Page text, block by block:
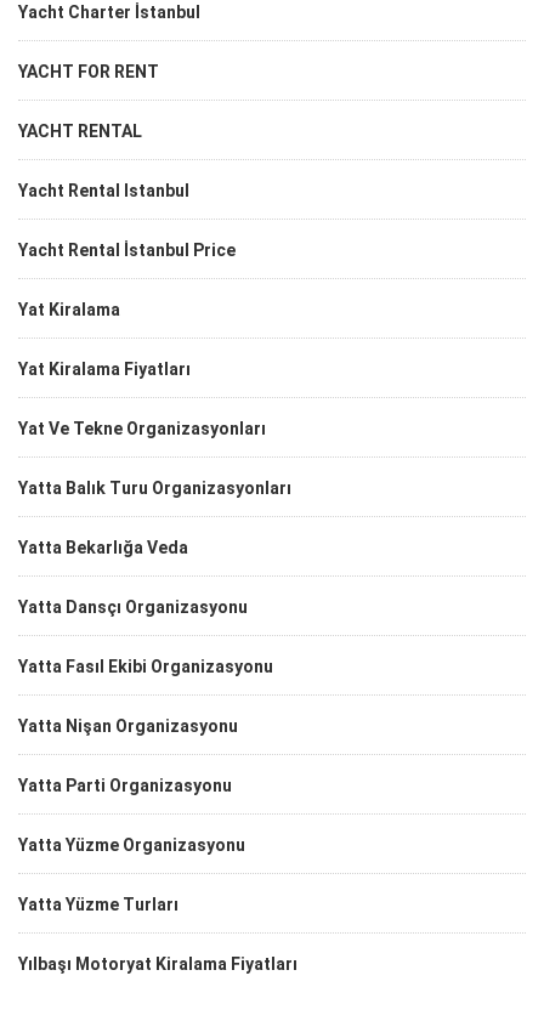
Yacht Charter İstanbul
YACHT FOR RENT
YACHT RENTAL
Yacht Rental Istanbul
Yacht Rental İstanbul Price
Yat Kiralama
Yat Kiralama Fiyatları
Yat Ve Tekne Organizasyonları
Yatta Balık Turu Organizasyonları
Yatta Bekarlığa Veda
Yatta Dansçı Organizasyonu
Yatta Fasıl Ekibi Organizasyonu
Yatta Nişan Organizasyonu
Yatta Parti Organizasyonu
Yatta Yüzme Organizasyonu
Yatta Yüzme Turları
Yılbaşı Motoryat Kiralama Fiyatları